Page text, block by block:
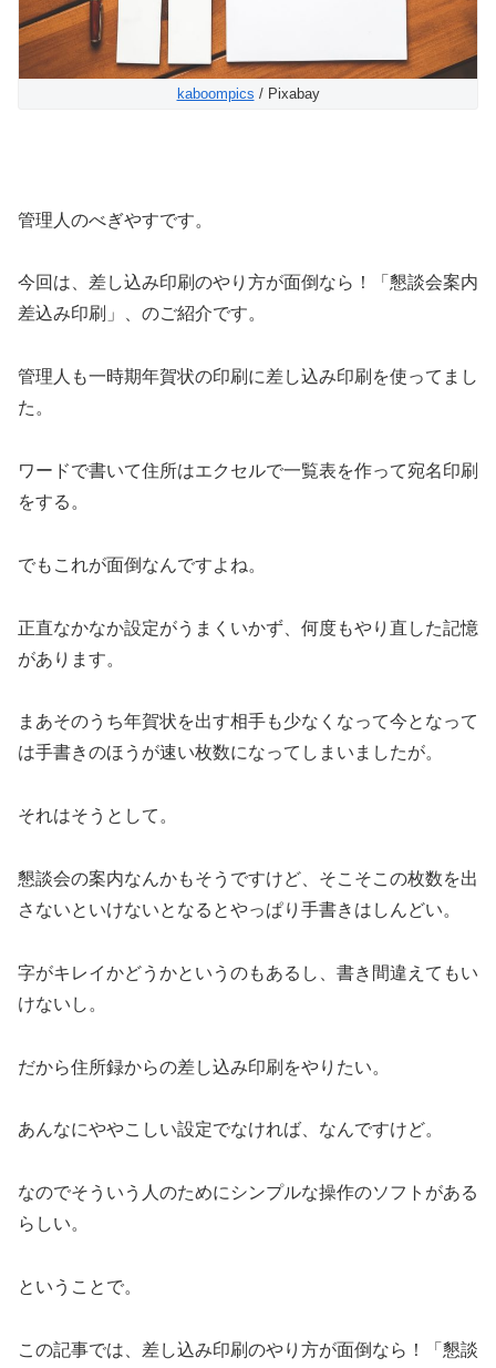
kaboompics / Pixabay
管理人のべぎやすです。
今回は、差し込み印刷のやり方が面倒なら！「懇談会案内
差込み印刷」、のご紹介です。
管理人も一時期年賀状の印刷に差し込み印刷を使ってまし
た。
ワードで書いて住所はエクセルで一覧表を作って宛名印刷
をする。
でもこれが面倒なんですよね。
正直なかなか設定がうまくいかず、何度もやり直した記憶
があります。
まあそのうち年賀状を出す相手も少なくなって今となって
は手書きのほうが速い枚数になってしまいましたが。
それはそうとして。
懇談会の案内なんかもそうですけど、そこそこの枚数を出
さないといけないとなるとやっぱり手書きはしんどい。
字がキレイかどうかというのもあるし、書き間違えてもい
けないし。
だから住所録からの差し込み印刷をやりたい。
あんなにややこしい設定でなければ、なんですけど。
なのでそういう人のためにシンプルな操作のソフトがある
らしい。
ということで。
この記事では、差し込み印刷のやり方が面倒なら！「懇談